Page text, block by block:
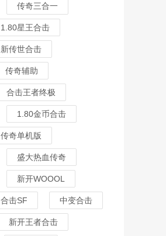
传奇三合一
1.80星王合击
新传世合击
传奇辅助
合击王者终极
1.80金币合击
传奇单机版
盛大热血传奇
新开WOOOL
合击SF 中变合击
新开王者合击